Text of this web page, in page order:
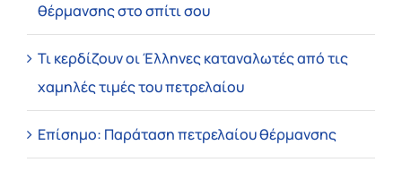
θέρμανσης στο σπίτι σου
Τι κερδίζουν οι Έλληνες καταναλωτές από τις
χαμηλές τιμές του πετρελαίου
Επίσημο: Παράταση πετρελαίου θέρμανσης